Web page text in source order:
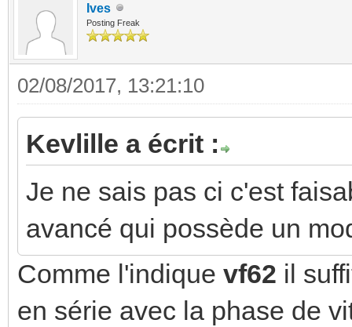
Ives
Posting Freak
02/08/2017, 13:21:10
Kevlille a écrit :
Je ne sais pas ci c'est
avancé qui possède un
Comme l'indique vf62 il
en série avec la phase de